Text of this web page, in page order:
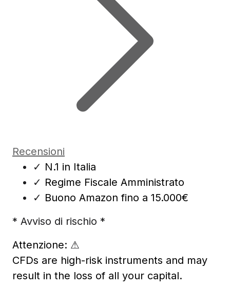
Recensioni
✓ N.1 in Italia
✓ Regime Fiscale Amministrato
✓ Buono Amazon fino a 15.000€
* Avviso di rischio *
Attenzione: ⚠
CFDs are high-risk instruments and may
result in the loss of all your capital.